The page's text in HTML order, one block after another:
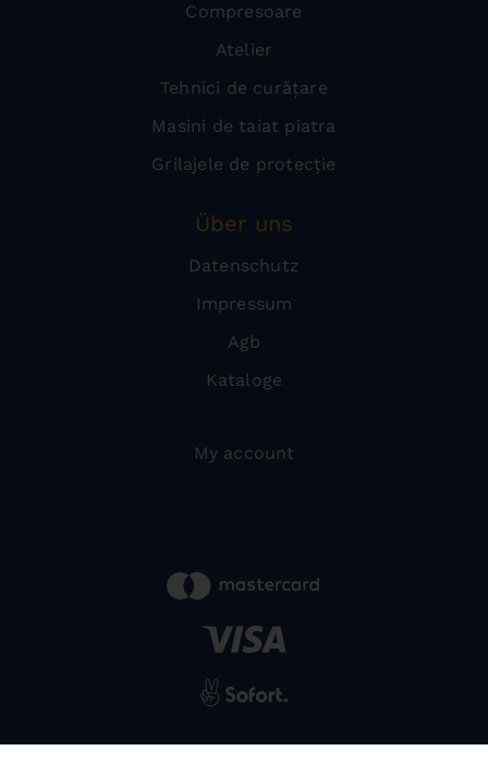
Compresoare
Atelier
Tehnici de curățare
Masini de taiat piatra
Grilajele de protecție
Über uns
Datenschutz
Impressum
Agb
Kataloge
My account